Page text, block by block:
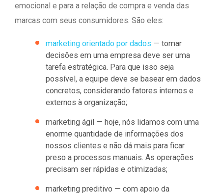
emocional e para a relação de compra e venda das
marcas com seus consumidores. São eles:
marketing orientado por dados — tomar
decisões em uma empresa deve ser uma
tarefa estratégica. Para que isso seja
possível, a equipe deve se basear em dados
concretos, considerando fatores internos e
externos à organização;
marketing ágil — hoje, nós lidamos com uma
enorme quantidade de informações dos
nossos clientes e não dá mais para ficar
preso a processos manuais. As operações
precisam ser rápidas e otimizadas;
marketing preditivo — com apoio da